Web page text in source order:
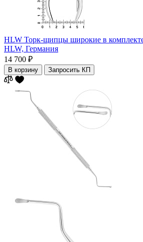
HLW Торк-щипцы широкие в
HLW, Германия
14 700 ₽
В корзину Запросить КП